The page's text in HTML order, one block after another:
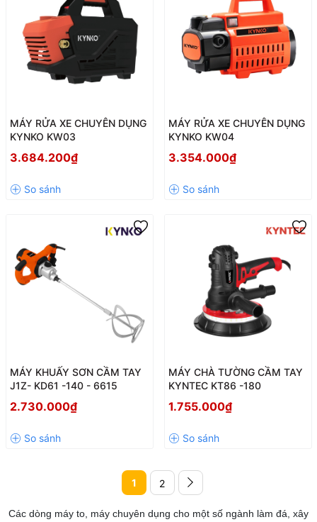
MÁY RỬA XE CHUYÊN DỤNG
KYNKO KW03
3.684.200₫
MÁY RỬA XE CHUYÊN DỤNG
KYNKO KW04
3.354.000₫
MÁY KHUẤY SƠN CẦM TAY
J1Z- KD61 -140 - 6615
2.730.000₫
MÁY CHÀ TƯỜNG CẦM TAY
KYNTEC KT86 -180
1.755.000₫
1 2
Các dòng máy to, máy chuyên dụng cho một số ngành làm đá, xây